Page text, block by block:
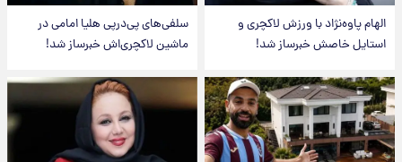
الهام پاوه‌نژاد با ورزش لاکچری و
استایل خاصش خبرساز شد!
سلفی‌های پی‌درپی هلیا امامی در
ماشین لاکچری‌اش خبرساز شد!